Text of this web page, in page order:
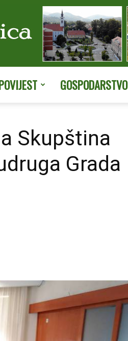
stranice
Orahovice
GOSPODARSTVO
Skupština
Grada